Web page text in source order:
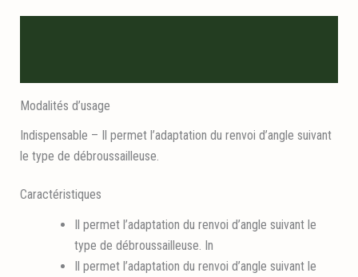
Modalités d’usage
Indispensable – Il permet l’adaptation du renvoi d’angle suivant
le type de débroussailleuse.
Caractéristiques
Il permet l’adaptation du renvoi d’angle suivant le
type de débroussailleuse. In
Il permet l’adaptation du renvoi d’angle suivant le